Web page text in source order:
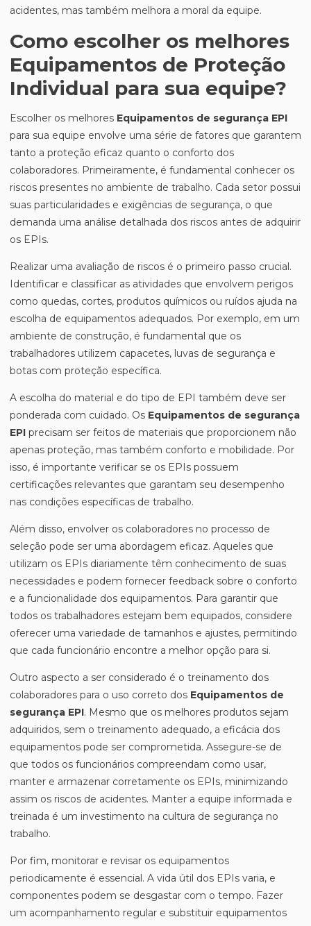
acidentes, mas também melhora a moral da equipe.
Como escolher os melhores
Equipamentos de Proteção
Individual para sua equipe?
Escolher os melhores Equipamentos de segurança EPI
para sua equipe envolve uma série de fatores que garantem
tanto a proteção eficaz quanto o conforto dos
colaboradores. Primeiramente, é fundamental conhecer os
riscos presentes no ambiente de trabalho. Cada setor possui
suas particularidades e exigências de segurança, o que
demanda uma análise detalhada dos riscos antes de adquirir
os EPIs.
Realizar uma avaliação de riscos é o primeiro passo crucial.
Identificar e classificar as atividades que envolvem perigos
como quedas, cortes, produtos químicos ou ruídos ajuda na
escolha de equipamentos adequados. Por exemplo, em um
ambiente de construção, é fundamental que os
trabalhadores utilizem capacetes, luvas de segurança e
botas com proteção específica.
A escolha do material e do tipo de EPI também deve ser
ponderada com cuidado. Os Equipamentos de segurança
EPI precisam ser feitos de materiais que proporcionem não
apenas proteção, mas também conforto e mobilidade. Por
isso, é importante verificar se os EPIs possuem
certificações relevantes que garantam seu desempenho
nas condições específicas de trabalho.
Além disso, envolver os colaboradores no processo de
seleção pode ser uma abordagem eficaz. Aqueles que
utilizam os EPIs diariamente têm conhecimento de suas
necessidades e podem fornecer feedback sobre o conforto
e a funcionalidade dos equipamentos. Para garantir que
todos os trabalhadores estejam bem equipados, considere
oferecer uma variedade de tamanhos e ajustes, permitindo
que cada funcionário encontre a melhor opção para si.
Outro aspecto a ser considerado é o treinamento dos
colaboradores para o uso correto dos Equipamentos de
segurança EPI. Mesmo que os melhores produtos sejam
adquiridos, sem o treinamento adequado, a eficácia dos
equipamentos pode ser comprometida. Assegure-se de
que todos os funcionários compreendam como usar,
manter e armazenar corretamente os EPIs, minimizando
assim os riscos de acidentes. Manter a equipe informada e
treinada é um investimento na cultura de segurança no
trabalho.
Por fim, monitorar e revisar os equipamentos
periodicamente é essencial. A vida útil dos EPIs varia, e
componentes podem se desgastar com o tempo. Fazer
um acompanhamento regular e substituir equipamentos